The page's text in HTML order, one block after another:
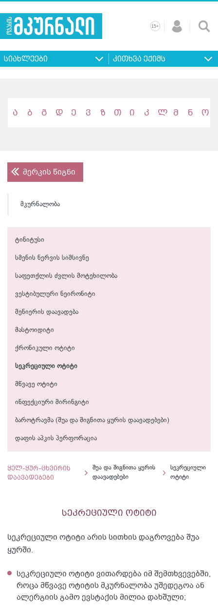
შესახებ ხშირად
კითხვები
15+
სიახლეები კითხვა ექიმს
ა ბ გ დ ე ვ ზ თ ი კ ლ მ ნ ო
მერკის წიგნი
მკურნალობა
ტინიტუსი
სმენის ნერვის სიმსივნე
საფეთქლის ძვლის მოტეხილობა
ვესტიბულური ნეირონიტი
მენიერის დაავადება
მასტოიდიტი
ქრონიკული ოტიტი
სეკრეციული ოტიტი
მწვავე ოტიტი
ინფექციური მირინგიტი
ბაროტრავმა (შუა და შიგნითა ყურის დაავადებები)
დაფის აპკის პერფორაცია
ყელ-ყურ-ცხვირის
დაავადებები
შუა და შიგნითა ყურის
დაავადებები
სეკრეციული
ოტიტი
სეკრეციული ოტიტი
სეკრეციული ოტიტი არის სითხის დაგროვება შუა
ყურში.
სეკრეციული ოტიტი ვითარდება იმ შემთხვევებში,
როცა მწვავე ოტიტის მკურნალობა უშედეგოა ან
ალერგიის გამო ევსტაქის მილია დახშული;